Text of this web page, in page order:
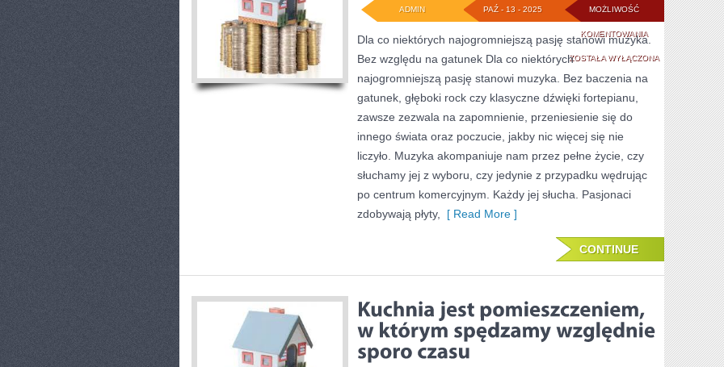
MOŻLIWOŚĆ
KOMENTOWANIANA
CAŁYM
ŚWIECIE
JEST
DUŻO
ROZMAITYCH
ODMIAN
ZOSTAŁA WYŁĄCZONA
PAŹ - 13 - 2025
ADMIN
Dla co niektórych najogromniejszą pasję stanowi muzyka.
Bez względu na gatunek Dla co niektórych
najogromniejszą pasję stanowi muzyka. Bez baczenia na
gatunek, głęboki rock czy klasyczne dźwięki fortepianu,
zawsze zezwala na zapomnienie, przeniesienie się do
innego świata oraz poczucie, jakby nic więcej się nie
liczyło. Muzyka akompaniuje nam przez pełne życie, czy
słuchamy jej z wyboru, czy jedynie z przypadku wędrując
po centrum komercyjnym. Każdy jej słucha. Pasjonaci
zdobywają płyty,
[ Read More ]
CONTINUE